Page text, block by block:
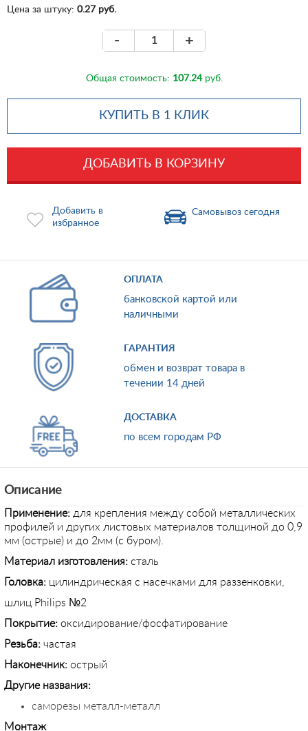
Цена за штуку: 0.27 руб.
- +
Общая стоимость: 107.24руб.
КУПИТЬ В 1 КЛИК
ДОБАВИТЬ В КОРЗИНУ
Добавить в
избранное
Самовывоз сегодня
ОПЛАТА
банковской картой или
наличными
ГАРАНТИЯ
обмен и возврат товара в
течении 14 дней
ДОСТАВКА
по всем городам РФ
Описание
Применение: для крепления между собой металлических
профилей и других листовых материалов толщиной до 0,9
мм (острые) и до 2мм (с буром).
Материал изготовления: сталь
Головка: цилиндрическая с насечками для раззенковки,
шлиц Philips №2
Покрытие: оксидирование/фосфатирование
Резьба: частая
Наконечник: острый
Другие названия:
саморезы металл-металл
Монтаж